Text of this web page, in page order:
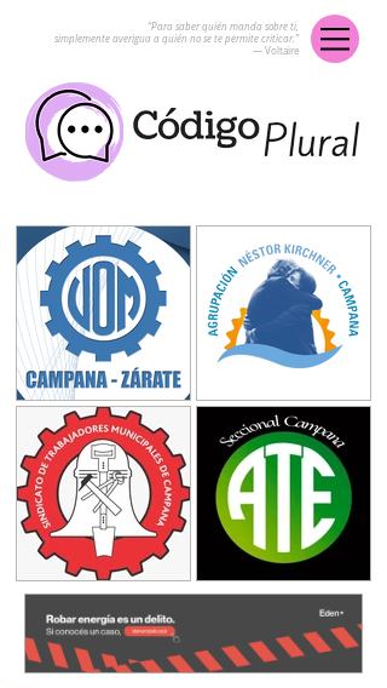
“Para saber quién manda sobre ti,
simplemente averigua a quién no se te permite criticar.”
― Voltaire